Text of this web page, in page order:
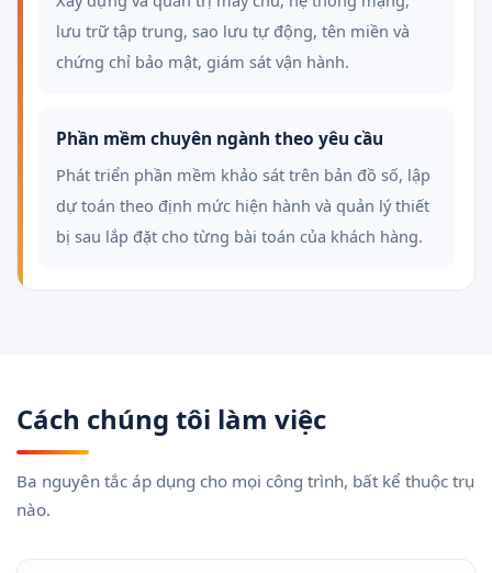
lưu trữ tập trung, sao lưu tự động, tên miền và
chứng chỉ bảo mật, giám sát vận hành.
Phần mềm chuyên ngành theo yêu cầu
Phát triển phần mềm khảo sát trên bản đồ số, lập
dự toán theo định mức hiện hành và quản lý thiết
bị sau lắp đặt cho từng bài toán của khách hàng.
Cách chúng tôi làm việc
Ba nguyên tắc áp dụng cho mọi công trình, bất kể thuộc trụ
nào.